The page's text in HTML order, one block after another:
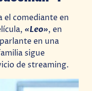
el comediante en
«Leo», en
en una
sigue
de streaming.